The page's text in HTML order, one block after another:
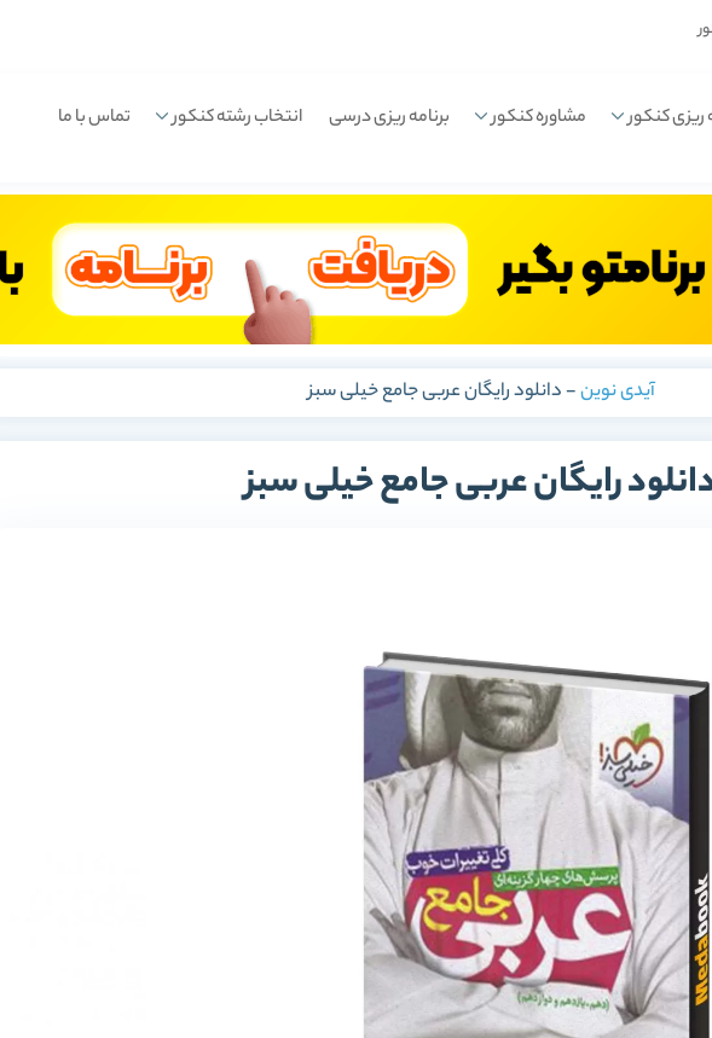
ریزی کنکور مشاوره کنکور برنامه ریزی درسی انتخاب رشته کنکور تماس با ما
آیدی نوین-دانلود رایگان عربی جامع خیلی سبز
رایگان عربی جامع خیلی سبز